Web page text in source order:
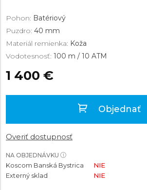
Pohon: Batériový
Puzdro: 40 mm
Materiál remienka: Koža
Vodotesnosť: 100 m / 10 ATM
1 400 €
Objednať
Overiť dostupnosť
NA OBJEDNÁVKU
Koscom Banská Bystrica
NIE
Externý sklad
NIE